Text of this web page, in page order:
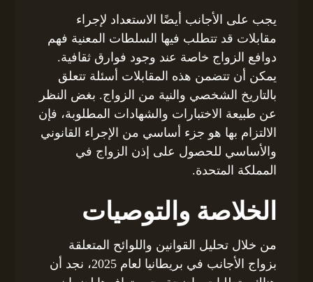
يجب على الأجانب أيضًا الاستعداد لإجراء
مقابلات قد تتطلب فيها السلطات المعنية فهم
دوافع الزواج خاصة عند وجود فوارق ثقافية.
يمكن أن تتضمن هذه المقابلات أسئلة تتعلق
بالتاريخ الشخصي والنية من الزواج. بغض النظر
عن طبيعة الاختبارات والشهادات المطلوبة، فإن
الالتزام بها هو جزء أساسي من الإجراء القانوني
والأساسي للحصول على إذن الزواج في
المملكة المتحدة.
الخلاصة والتوصيات
من خلال تحليل القوانين واللوائح المتعلقة
بزواج الأجانب في بريطانيا لعام 2025، نجد أن